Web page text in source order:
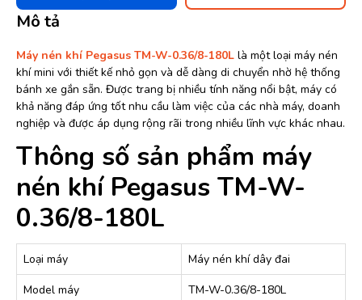
Mô tả
Máy nén khí Pegasus TM-W-0.36/8-180L là một loại máy nén
khí mini với thiết kế nhỏ gọn và dễ dàng di chuyển nhờ hệ thống
bánh xe gắn sẵn. Được trang bị nhiều tính năng nổi bật, máy có
khả năng đáp ứng tốt nhu cầu làm việc của các nhà máy, doanh
nghiệp và được áp dụng rộng rãi trong nhiều lĩnh vực khác nhau.
Thông số sản phẩm máy
nén khí Pegasus TM-W-
0.36/8-180L
Loại máy
Máy nén khí dây đai
Model máy
TM-W-0.36/8-180L